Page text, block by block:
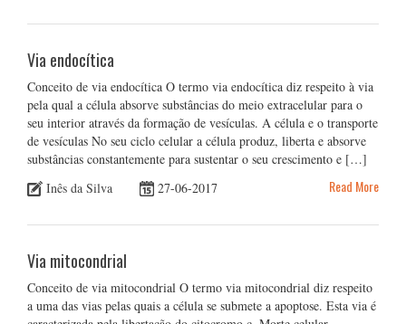
Via endocítica
Conceito de via endocítica O termo via endocítica diz respeito à via
pela qual a célula absorve substâncias do meio extracelular para o
seu interior através da formação de vesículas. A célula e o transporte
de vesículas No seu ciclo celular a célula produz, liberta e absorve
substâncias constantemente para sustentar o seu crescimento e […]
Inês da Silva
27-06-2017 Read More
Via mitocondrial
Conceito de via mitocondrial O termo via mitocondrial diz respeito
a uma das vias pelas quais a célula se submete a apoptose. Esta via é